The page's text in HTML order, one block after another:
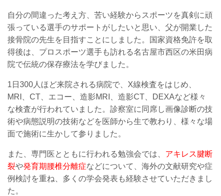
自分の間違った考え方、苦い経験からスポーツを真剣に頑
張っている選手のサポートがしたいと思い、父が開業した
接骨院の先生を目指すことにしました。国家資格免許を取
得後は、プロスポーツ選手も訪れる名古屋市西区の米田病
院で伝統の保存療法を学びました。
1日300人ほど来院される病院で、X線検査をはじめ、
MRI、CT、エコー、造影MRI、造影CT、DEXAなど様々
な検査が行われていました。診察室に同席し画像診断の技
術や病態説明の技術などを医師から生で教わり、様々な場
面で施術に生かして参りました。
また、専門医とともに行われる勉強会では、 アキレス腱断
裂や発育期腰椎分離症などについて、海外の文献研究や症
例検討を重ね、多くの学会発表も経験させていただきまし
た。